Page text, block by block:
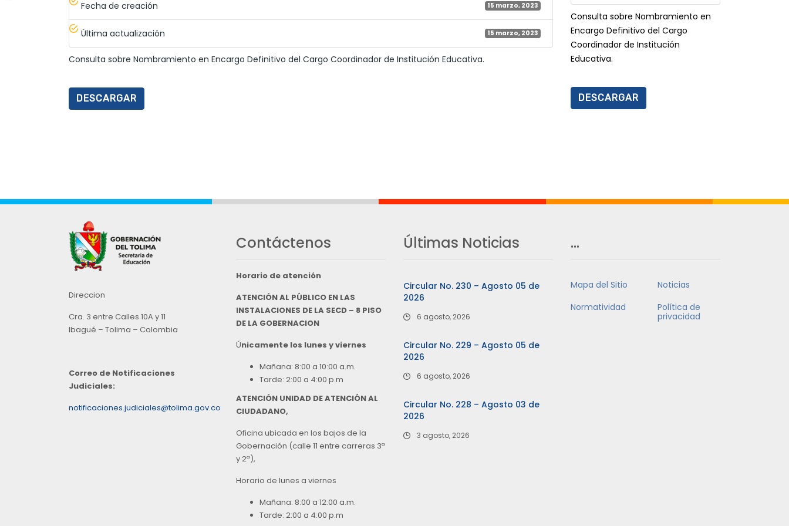
Fecha de creación 15 marzo, 2023
Última actualización 15 marzo, 2023
Consulta sobre Nombramiento en Encargo Definitivo del Cargo Coordinador de Institución Educativa.
DESCARGAR
Consulta sobre Nombramiento en
Encargo Definitivo del Cargo
Coordinador de Institución
Educativa.
DESCARGAR
Direccion
Cra. 3 entre Calles 10A y 11
Ibagué – Tolima – Colombia
Correo de Notificaciones
Judiciales:
notificaciones.judiciales@tolima.gov.co
Contáctenos
Horario de atención
ATENCIÓN AL PÚBLICO EN LAS
INSTALACIONES DE LA SECD – 8 PISO
DE LA GOBERNACION
Únicamente los lunes y viernes
Mañana: 8:00 a 10:00 a.m.
Tarde: 2:00 a 4:00 p.m
ATENCIÓN UNIDAD DE ATENCIÓN AL
CIUDADANO,
Oficina ubicada en los bajos de la
Gobernación (calle 11 entre carreras 3ª
y 2ª),
Horario de lunes a viernes
Mañana: 8:00 a 12:00 a.m.
Tarde: 2:00 a 4:00 p.m
Últimas Noticias
Circular No. 230 – Agosto 05 de
2026
6 agosto, 2026
Circular No. 229 – Agosto 05 de
2026
6 agosto, 2026
Circular No. 228 – Agosto 03 de
2026
3 agosto, 2026
…
Mapa del Sitio
Noticias
Normatividad
Política de
privacidad